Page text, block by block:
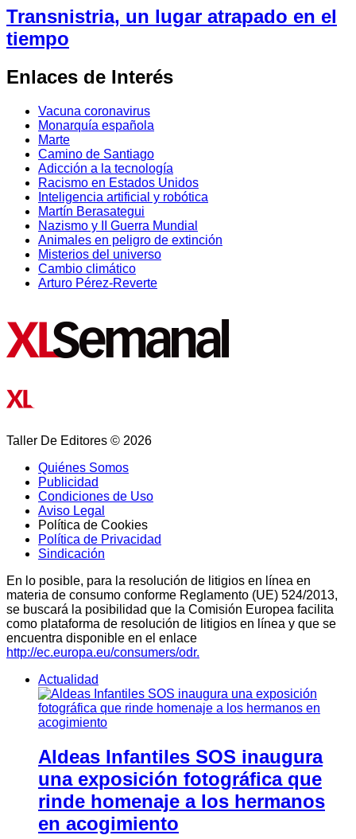
Transnistria, un lugar atrapado en el
tiempo
Enlaces de Interés
Vacuna coronavirus
Monarquía española
Marte
Camino de Santiago
Adicción a la tecnología
Racismo en Estados Unidos
Inteligencia artificial y robótica
Martín Berasategui
Nazismo y II Guerra Mundial
Animales en peligro de extinción
Misterios del universo
Cambio climático
Arturo Pérez-Reverte
Taller De Editores © 2026
Quiénes Somos
Publicidad
Condiciones de Uso
Aviso Legal
Política de Cookies
Política de Privacidad
Sindicación
En lo posible, para la resolución de litigios en línea en
materia de consumo conforme Reglamento (UE) 524/2013,
se buscará la posibilidad que la Comisión Europea facilita
como plataforma de resolución de litigios en línea y que se
encuentra disponible en el enlace
http://ec.europa.eu/consumers/odr.
Actualidad
Aldeas Infantiles SOS inaugura
una exposición fotográfica que
rinde homenaje a los hermanos
en acogimiento